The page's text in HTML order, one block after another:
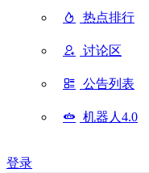
热点排行
讨论区
公告列表
机器人4.0
登录